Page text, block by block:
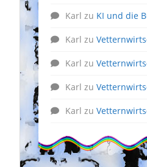
Karl zu KI und die
Karl zu
Karl zu
Karl zu
Karl zu